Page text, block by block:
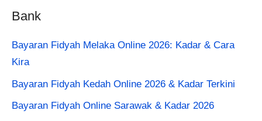
Bank
Bayaran Fidyah Melaka Online 2026: Kadar & Cara
Kira
Bayaran Fidyah Kedah Online 2026 & Kadar Terkini
Bayaran Fidyah Online Sarawak & Kadar 2026